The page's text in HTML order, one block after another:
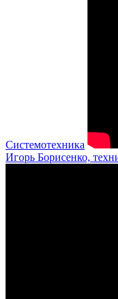
Системотехника
Игорь Борисенко,